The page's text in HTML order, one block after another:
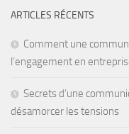
ARTICLES RÉCENTS
Comment une
l’engagement en
Secrets d’une
désamorcer les tensions